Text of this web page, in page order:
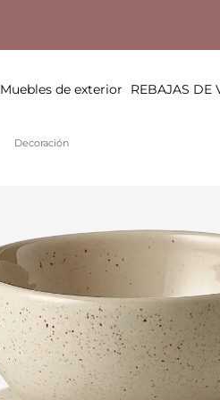
Muebles de exterior REBAJAS DE
Decoración